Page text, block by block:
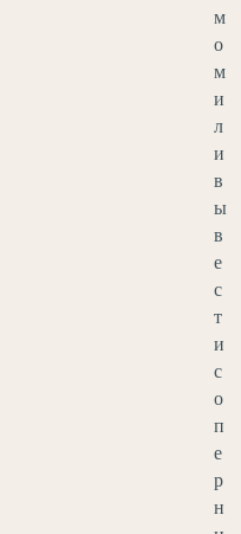
м
о
м
и
л
и
в
ы
в
е
с
т
и
с
о
п
е
р
н